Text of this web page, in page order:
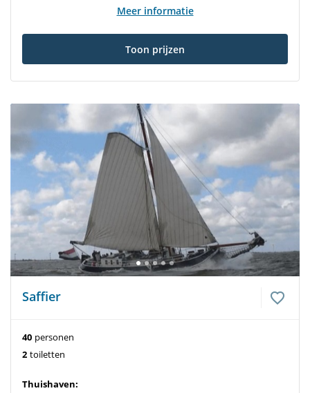
Meer informatie
Toon prijzen
Saffier
40 personen
2 toiletten
Thuishaven: